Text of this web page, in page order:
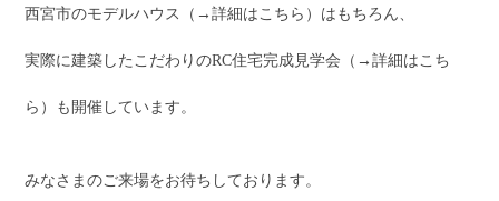
西宮市のモデルハウス（→詳細はこちら）はもちろん、
実際に建築したこだわりのRC住宅完成見学会（→詳細はこち
ら）も開催しています。
みなさまのご来場をお待ちしております。